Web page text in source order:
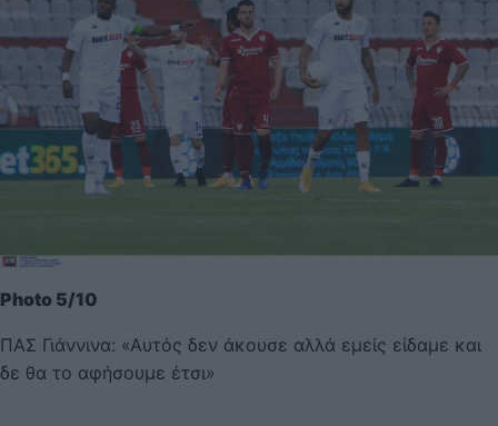
Photo 5/10
ΠΑΣ Γιάννινα: «Αυτός δεν άκουσε αλλά εμείς είδαμε και
δε θα το αφήσουμε έτσι»